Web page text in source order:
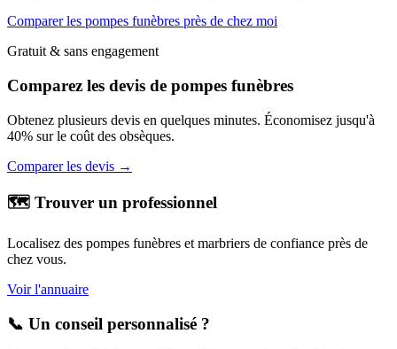
Comparer les pompes funèbres près de chez moi
Gratuit & sans engagement
Comparez les devis de pompes funèbres
Obtenez plusieurs devis en quelques minutes. Économisez jusqu'à
40% sur le coût des obsèques.
Comparer les devis →
🗺️ Trouver un professionnel
Localisez des pompes funèbres et marbriers de confiance près de
chez vous.
Voir l'annuaire
📞 Un conseil personnalisé ?